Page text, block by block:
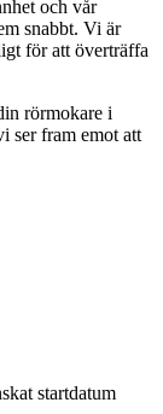
och vår
snabbt. Vi är
för att överträffa
rörmokare i
ser fram emot att
startdatum